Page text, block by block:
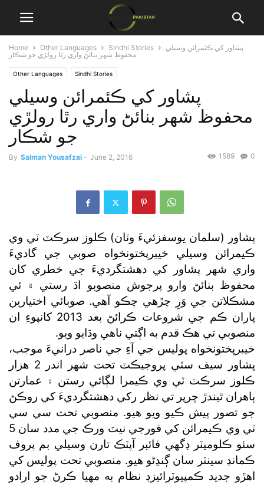
Home Other Languages Sindhi Stories
پشاور کي ڪئمرائن وسيلي
محفوظ شهر بنائڻ واري رٿا رولڙي جو شڪار
Other Languages Sindhi Stories
پشاور کي ڪئمرائن وسيلي
محفوظ شهر بنائڻ واري رٿا رولڙي
جو شڪار
By Salman Yousafzai - June 2, 2016 0
1589
پشاور (سلمان يوسفزئيءَ وٽان) ڪلوز سرڪٽ ٽي وي
ڪيمرائن وسيلي خيبرپختونخواه صوبي جي گاديءَ
واري شهر پشاور کي دهشتگرديءَ جي خطري کان
محفوظ بنائڻ وارو پرجوش منصوبو اڌ رستي ۾ ئي
مشڪلاتن جي وَرِ چڙهي چڪو آهي. صوبائي اختيارين
پاران ڪم جي شروعات ڪرائڻ بعد 2013 کانپوءِ ان
منصوبي تي هڪ قدم به اڳتي ناهي وڌايو ويو.
خيبرپختونخواه پوليس جي آءِ جي ناصر درانيءَ موجب،
پشاور سيف سٽي پروجيڪٽ تحت شهر اندر 2 هزار
ڪلوز سرڪٽ ٽي وي ڪيمرا لڳائي رستن ۽ عمارتن
ٻاهران ٿيندڙ چرپر تي نظر رکي دهشتگرديءَ کي روڪڻ
جو تصور پيش ڪيو ويو هيو. منصوبي تحت سي سي
ٽي وي ڪيمرائن کي فورجي نيٽ ورڪ جي مدد سان 5
سئو ڪلوميٽر ڊگهي فائبر آپٽڪ تارن وسيلي بم پروف
ڪمانڊ سينٽر سان ڳنڍڻو هيو. منصوبي تحت پوليس کي
اهڙو جديد ڪمپيوٽرائيزڊ نظام به مهيا ڪرڻ جو ارادو